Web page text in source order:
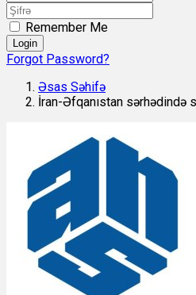
Remember Me
Login
Forgot Password?
Əsas Səhifə
İran-Əfqanıstan sərhədində